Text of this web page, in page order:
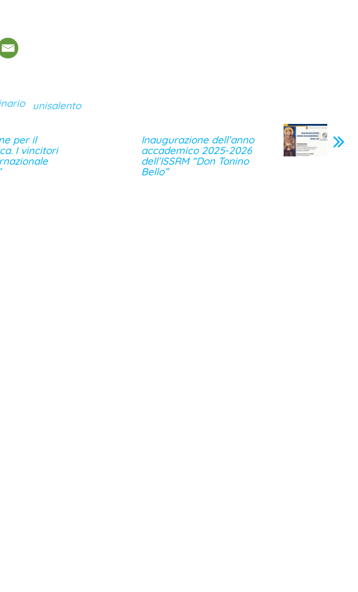
unisalento
per il
I vincitori
Inaugurazione dell’anno
accademico 2025-2026
dell’ISSRM “Don Tonino
Bello”